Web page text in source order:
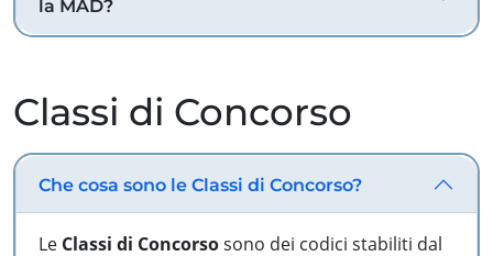
la MAD?
Classi di Concorso
Che cosa sono le Classi di Concorso?
Le Classi di Concorsosono dei codici stabiliti dal